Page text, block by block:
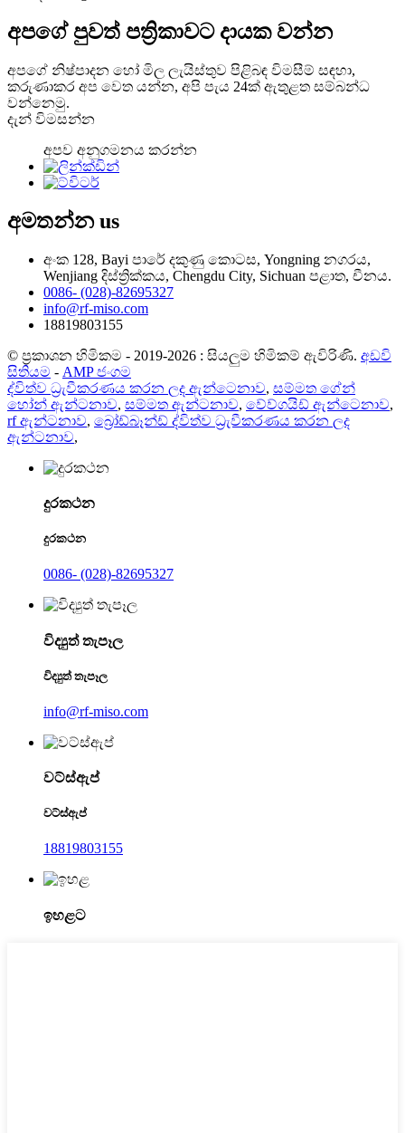
අපගේ පුවත් පත්‍රිකාවට දායක වන්න
අපගේ නිෂ්පාදන හෝ මිල ලැයිස්තුව පිළිබඳ විමසීම් සඳහා,
කරුණාකර අප වෙත යන්න, අපි පැය 24ක් ඇතුළත සම්බන්ධ
වන්නෙමු.
දැන් විමසන්න
අපව අනුගමනය කරන්න
අමතන්නus
අංක 128, Bayi පාරේ දකුණු කොටස, Yongning නගරය,
Wenjiang දිස්ත්‍රික්කය, Chengdu City, Sichuan පළාත, චීනය.
0086- (028)-82695327
info@rf-miso.com
18819803155
© ප්‍රකාශන හිමිකම - 2019-2026 : සියලුම හිමිකම් ඇවිරිණි. අඩවි
සිතියම - AMP ජංගම
ද්විත්ව ධ්‍රැවීකරණය කරන ලද ඇන්ටෙනාව, සම්මත ගේන්
හෝන් ඇන්ටනාව, සම්මත ඇන්ටනාව, වේව්ගයිඩ් ඇන්ටෙනාව,
rf ඇන්ටනාව, බ්‍රෝඩ්බෑන්ඩ් ද්විත්ව ධ්‍රැවීකරණය කරන ලද
ඇන්ටනාව,
දුරකථන
දුරකථන
0086- (028)-82695327
විද්‍යුත් තැපෑල
විද්‍යුත් තැපෑල
info@rf-miso.com
වට්ස්ඇප්
වට්ස්ඇප්
18819803155
ඉහළට